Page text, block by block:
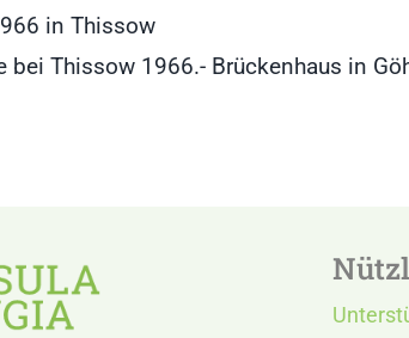
in Thissow
bei Thissow 1966.- Brückenhaus in